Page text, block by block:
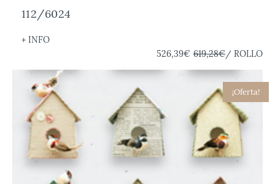
112/6024
+ INFO
526,39€ 619,28€/ ROLLO
¡Oferta!